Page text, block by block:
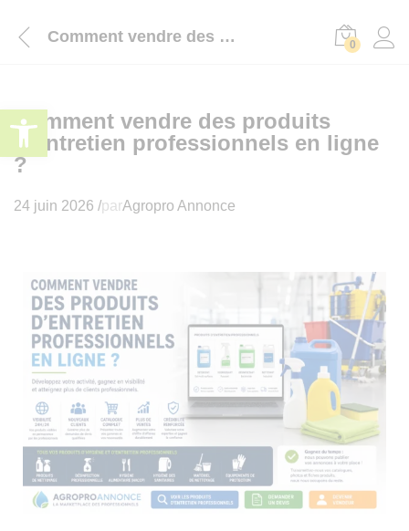
Comment vendre des produits d’entretien professionnels en ligne ? 0
Comment vendre des produits
d’entretien professionnels en ligne
?
24 juin 2026 /parAgropro Annonce
Ouvrir la barre d’outils